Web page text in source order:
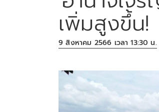
เพิ่มสูงขึ้น!
9 สิงหาคม 2566 เวลา 13:30 น.